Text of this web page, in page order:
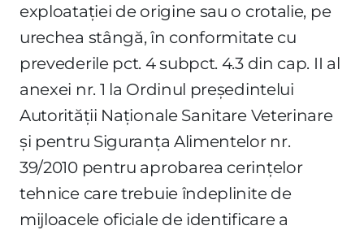
exploataţiei de origine sau o crotalie, pe
urechea stângă, în conformitate cu
prevederile pct. 4 subpct. 4.3 din cap. II al
anexei nr. 1 la Ordinul preşedintelui
Autorităţii Naţionale Sanitare Veterinare
şi pentru Siguranţa Alimentelor nr.
39/2010 pentru aprobarea cerinţelor
tehnice care trebuie îndeplinite de
mijloacele oficiale de identificare a